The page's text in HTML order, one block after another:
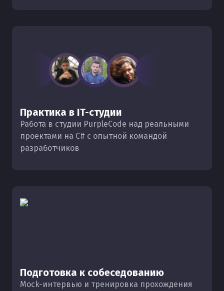
Практика в IT-студии
Работа в студии PurpleCode над реальными
проектами на C# с опытной командой
разработчиков
Подготовка к собеседованию
Mock-интервью и тренировка прохождения